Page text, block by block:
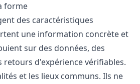
forme
des caractéristiques
une information concrète et
sur des données, des
retours d'expérience vérifiables.
et les lieux communs. Ils ne